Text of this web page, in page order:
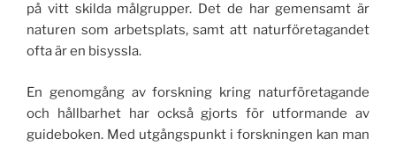
på vitt skilda målgrupper. Det de har gemensamt är
naturen som arbetsplats, samt att naturföretagandet
ofta är en bisyssla.
En genomgång av forskning kring naturföretagande
och hållbarhet har också gjorts för utformande av
guideboken. Med utgångspunkt i forskningen kan man